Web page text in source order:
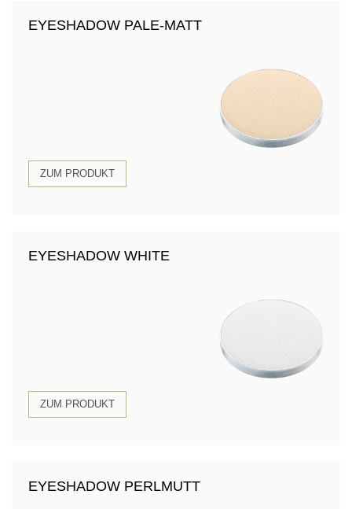
EYESHADOW PALE-MATT
ZUM PRODUKT
EYESHADOW WHITE
ZUM PRODUKT
EYESHADOW PERLMUTT